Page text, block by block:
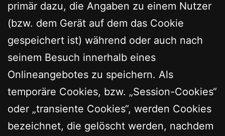
primär dazu, die Angaben zu einem Nutzer
(bzw. dem Gerät auf dem das Cookie
gespeichert ist) während oder auch nach
seinem Besuch innerhalb eines
Onlineangebotes zu speichern. Als
temporäre Cookies, bzw. „Session-Cookies“
oder „transiente Cookies“, werden Cookies
bezeichnet, die gelöscht werden, nachdem